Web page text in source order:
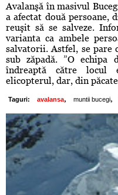
Avalanşă în masivul
a afectat două persoane,
reuşit să se salveze.
varianta ca ambele
salvatorii. Astfel, se pare
sub zăpadă. ”O echipa
îndreaptă către locul
elicopterul, dar, din
Taguri: avalansa, muntii bucegi,